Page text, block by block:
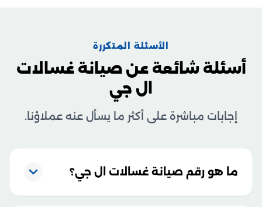
الأسئلة المتكررة
أسئلة شائعة عن صيانة غسالات
ال جي
إجابات مباشرة على أكثر ما يسأل عنه عملاؤنا.
ما هو رقم صيانة غسالات ال جي؟